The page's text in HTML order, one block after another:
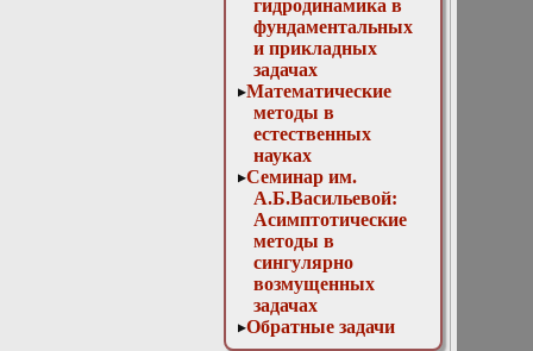
кафедры
12 апреля 2017 г.
Заседание
кафедры
13 декабря 2017
г. Отчет
магистров
13 марта 2019г.
Заседание
кафедры
13 мая 2015 г.
Заседание
кафедры
14 декабря 2016
г. Отчет
аспирантов и
гидродинамика в
фундаментальных
и прикладных
задачах
Математические
методы в
естественных
науках
Семинар им.
А.Б.Васильевой:
Асимптотические
методы в
сингулярно
возмущенных
задачах
Обратные задачи